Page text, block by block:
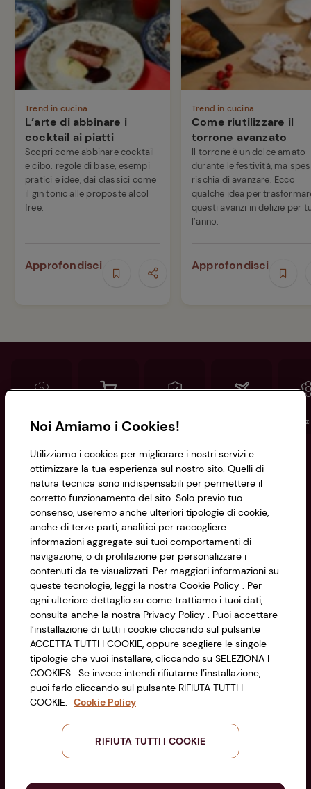
Trend in cucina
L’arte di abbinare i
cocktail ai piatti
Scopri come abbinare cocktail
e cibo: regole di base, esempi
pratici e idee, dai classici come
il gin tonic alle proposte alcol
free.
Approfondisci
Trend in cucina
Come riutilizzare il
torrone avanzato
Il torrone è un dolce amato
durante le festività, ma
rischia di avanzare. Ecco
qualche idea per
questi avanzi in delizie per
l’anno.
Approfondisci
Conad Spesa online Assicurazioni
Informazioni
Privacy Policy
Cookie Policy
Impostazioni Cookie
Accessibilità
CONAD SOCIETÀ COOPERATIVA
Via Michelino, 59 | 40127 BOLOGNA
Codice Fiscale e Registro Imprese
di Bologna 00865960157
PARTITA IVA 03320960374
Servizio clienti
Seguici sui Social:
Noi Amiamo i Cookies!
Utilizziamo i cookies per migliorare i nostri servizi e
ottimizzare la tua esperienza sul nostro sito. Quelli di
natura tecnica sono indispensabili per permettere il
corretto funzionamento del sito. Solo previo tuo
consenso, useremo anche ulteriori tipologie di cookie,
anche di terze parti, analitici per raccogliere
informazioni aggregate sui tuoi comportamenti di
navigazione, o di profilazione per personalizzare i
contenuti da te visualizzati. Per maggiori informazioni su
queste tecnologie, leggi la nostra Cookie Policy . Per
ogni ulteriore dettaglio su come trattiamo i tuoi dati,
consulta anche la nostra Privacy Policy . Puoi accettare
l’installazione di tutti i cookie cliccando sul pulsante
ACCETTA TUTTI I COOKIE, oppure scegliere le singole
tipologie che vuoi installare, cliccando su SELEZIONA I
COOKIES . Se invece intendi rifiutarne l’installazione,
puoi farlo cliccando sul pulsante RIFIUTA TUTTI I
COOKIE. Cookie Policy
RIFIUTA TUTTI I COOKIE